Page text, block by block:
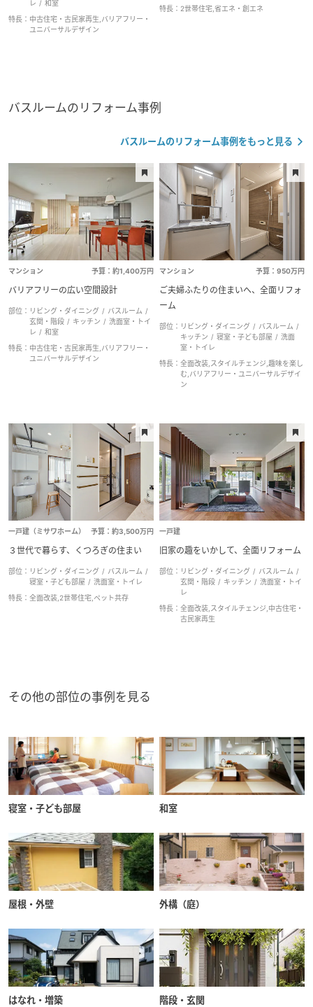
レ
和室
特長： 中古住宅・古民家再生,バリアフリー・
ユニバーサルデザイン
特長： 2世帯住宅,省エネ・創エネ
バスルームのリフォーム事例
バスルームのリフォーム事例をもっと見る
マンション 予算：約1,400万円
バリアフリーの広い空間設計
部位： リビング・ダイニング
バスルーム
玄関・階段
キッチン
洗面室・トイ
レ
和室
特長： 中古住宅・古民家再生,バリアフリー・
ユニバーサルデザイン
マンション 予算：950万円
ご夫婦ふたりの住まいへ、全面リフォ
ーム
部位： リビング・ダイニング
バスルーム
キッチン
寝室・子ども部屋
洗面
室・トイレ
特長： 全面改装,スタイルチェンジ,趣味を楽し
む,バリアフリー・ユニバーサルデザイ
ン
一戸建（ミサワホーム） 予算：約3,500万円
３世代で暮らす、くつろぎの住まい
部位： リビング・ダイニング
バスルーム
寝室・子ども部屋
洗面室・トイレ
特長： 全面改装,2世帯住宅,ペット共存
一戸建
旧家の趣をいかして、全面リフォーム
部位： リビング・ダイニング
バスルーム
玄関・階段
キッチン
洗面室・トイ
レ
特長： 全面改装,スタイルチェンジ,中古住宅・
古民家再生
その他の部位の事例を見る
寝室・子ども部屋 和室
屋根・外壁 外構（庭）
はなれ・増築 階段・玄関